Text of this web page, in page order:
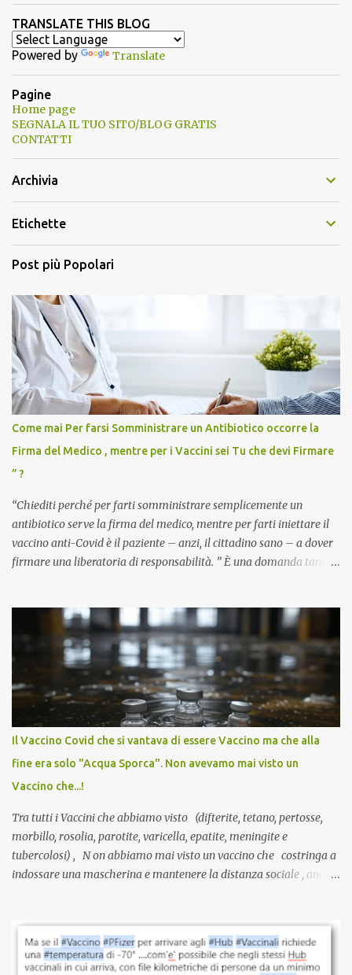
TRANSLATE THIS BLOG
Powered by Translate
Pagine
Home page
SEGNALA IL TUO SITO/BLOG GRATIS
CONTATTI
Archivia
Etichette
Post più Popolari
Come mai Per farsi Somministrare un Antibiotico occorre la
Firma del Medico , mentre per i Vaccini sei Tu che devi Firmare
” ?
“Chiediti perché per farti somministrare semplicemente un
antibiotico serve la firma del medico, mentre per farti iniettare il
vaccino anti-Covid è il paziente – anzi, il cittadino sano – a dover
firmare una liberatoria di responsabilità. ” È una domanda tanto
pandemia. Un interrogativo che dovrebbe scuotere chiunque abbia
ancora il coraggio di pensare con la propria testa. Per il vaccino
anti-Covid, un pro-farmaco, con autorizzazione condizionata,
sviluppato in tempi record, con tecnologie mai utilizzate prima su
larga scala, ancora oggetto di studio e di discussione
internazionale serve solo una firma. La tua. Lo si somministra
anche a persone sane, giovani, senza fattori di rischio, spesso già
serve una prescrizione. Non c’è diagnosi. Non c’è presa in carico.
L’unico atto richiesto è una fi...
Il Vaccino Covid che si vantava di essere Vaccino ma che alla
fine era solo "Acqua Sporca". Non avevamo mai visto un
Vaccino che...!
Tra tutti i Vaccini che abbiamo visto (difterite, tetano, pertosse,
morbillo, rosolia, parotite, varicella, epatite, meningite e
tubercolosi) , N on abbiamo mai visto un vaccino che costringa a
indossare una mascherina e mantenere la distanza sociale , anche
vaccinazione. Non avevamo mai sentito parlare di ricompense,
sconti, incentivi per vaccinarsi. Non avevamo mai visto
discriminazioni per coloro che non l’hanno fatto. Se non sei stato